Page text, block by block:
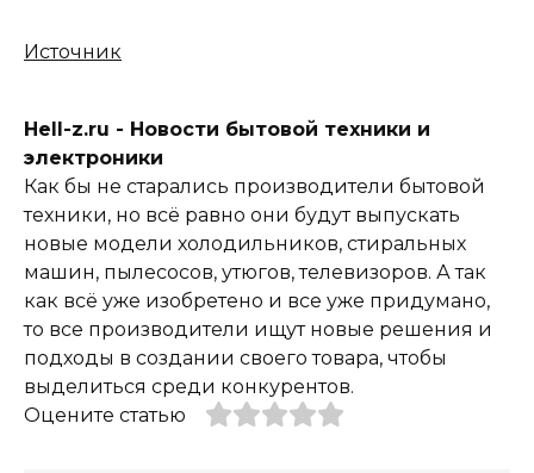
Источник
Hell-z.ru - Новости бытовой техники и
электроники
Как бы не старались производители бытовой
техники, но всё равно они будут выпускать
новые модели холодильников, стиральных
машин, пылесосов, утюгов, телевизоров. А так
как всё уже изобретено и все уже придумано,
то все производители ищут новые решения и
подходы в создании своего товара, чтобы
выделиться среди конкурентов.
Оцените статью